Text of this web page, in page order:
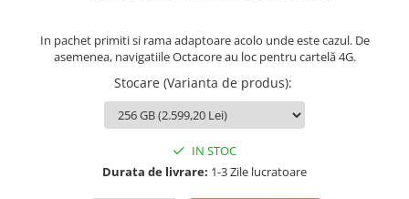
In pachet primiti si rama adaptoare acolo unde este cazul. De
asemenea, navigatiile Octacore au loc pentru cartelă 4G.
Stocare (Varianta de produs):
IN STOC
Durata de livrare: 1-3 Zile lucratoare